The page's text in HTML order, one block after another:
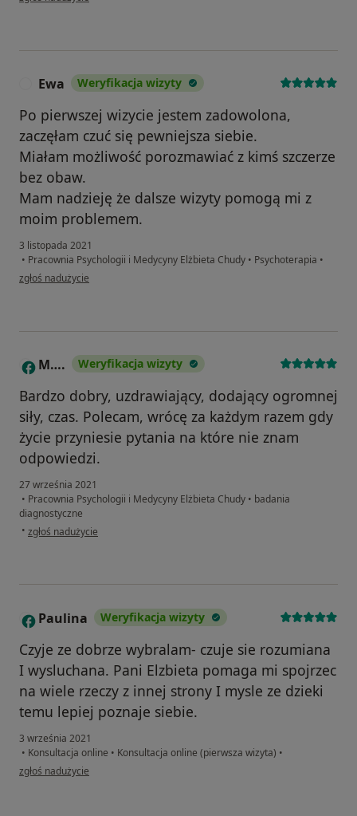
Ewa Weryfikacja wizyty
Po pierwszej wizycie jestem zadowolona,
zaczęłam czuć się pewniejsza siebie.
Miałam możliwość porozmawiać z kimś szczerze
bez obaw.
Mam nadzieję że dalsze wizyty pomogą mi z
moim problemem.
3 listopada 2021
• Pracownia Psychologii i Medycyny Elżbieta Chudy • Psychoterapia •
w opinii użytkownika Ewa
zgłoś nadużycie
M M…. Weryfikacja wizyty
Bardzo dobry, uzdrawiający, dodający ogromnej
siły, czas. Polecam, wrócę za każdym razem gdy
życie przyniesie pytania na które nie znam
odpowiedzi.
27 września 2021
• Pracownia Psychologii i Medycyny Elżbieta Chudy • badania
diagnostyczne
• w opinii użytkownika M….
zgłoś nadużycie
P Paulina Weryfikacja wizyty
Czyje ze dobrze wybralam- czuje sie rozumiana
I wysluchana. Pani Elzbieta pomaga mi spojrzec
na wiele rzeczy z innej strony I mysle ze dzieki
temu lepiej poznaje siebie.
3 września 2021
• Konsultacja online • Konsultacja online (pierwsza wizyta) •
w opinii użytkownika Paulina
zgłoś nadużycie